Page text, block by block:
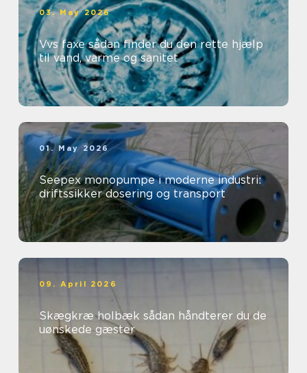
03. May 2026
Vvs faxe sådan finder du den rette hjælp
til vand, varme og sanitet
01. May 2026
Seepex monopumpe i moderne industri:
driftssikker dosering og transport
09. April 2026
Skægkræ holbæk sådan håndterer du de
uønskede gæster